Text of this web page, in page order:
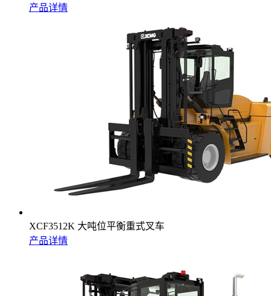
产品详情
XCF3512K 大吨位平衡重式叉车
产品详情